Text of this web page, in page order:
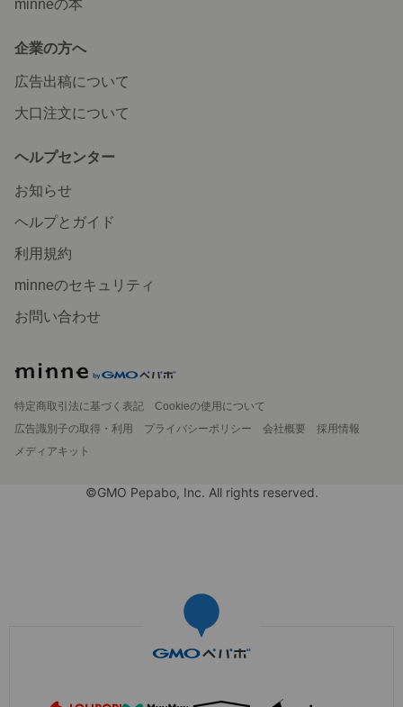
minneの本
企業の方へ
広告出稿について
大口注文について
ヘルプセンター
お知らせ
ヘルプとガイド
利用規約
minneのセキュリティ
お問い合わせ
特定商取引法に基づく表記
Cookieの使用について
広告識別子の取得・利用
プライバシーポリシー 会社概要
採用情報
メディアキット
©GMO Pepabo, Inc. All rights reserved.